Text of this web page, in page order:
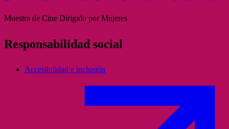
Muestra de Cine Dirigido por Mujeres
Responsabilidad social
Accesibilidad e inclusión